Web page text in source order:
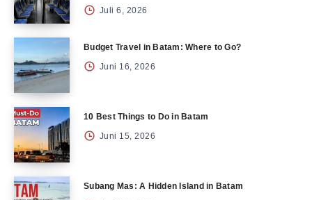
Juli 6, 2026
Budget Travel in Batam: Where to Go?
Juni 16, 2026
10 Best Things to Do in Batam
Juni 15, 2026
Subang Mas: A Hidden Island in Batam